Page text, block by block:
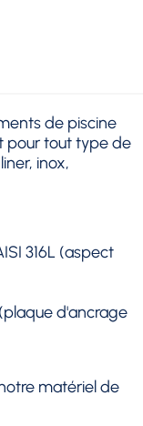
de piscine
pour tout type de
inox,
316L (aspect
d'ancrage
matériel de